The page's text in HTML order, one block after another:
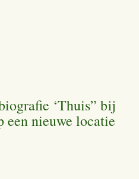
‘Thuis” bij
een nieuwe locatie